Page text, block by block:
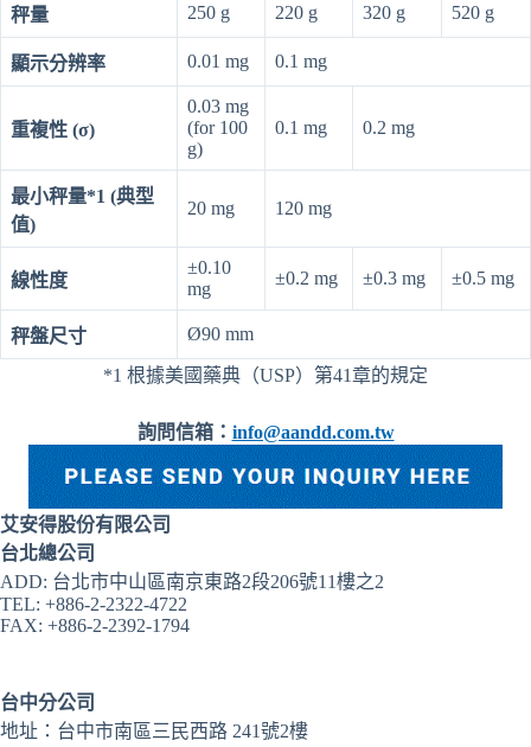
秤量 250 g 220 g 320 g 520 g
顯示分辨率 0.01 mg 0.1 mg
重複性 (σ)
0.03 mg
(for 100
g)
0.1 mg 0.2 mg
最小秤量*1 (典型
值)
20 mg 120 mg
線性度
±0.10
mg
±0.2 mg ±0.3 mg ±0.5 mg
秤盤尺寸 Ø90 mm
*1 根據美國藥典（USP）第41章的規定
詢問信箱： info@aandd.com.tw
艾安得股份有限公司
台北總公司
ADD: 台北市中山區南京東路2段206號11樓之2
TEL: +886-2-2322-4722
FAX: +886-2-2392-1794
台中分公司
地址：台中市南區三民西路 241號2樓